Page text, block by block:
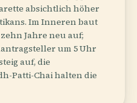
absichtlich höher
Im Inneren baut
Jahre neu auf;
um 5 Uhr
auf, die
Patti-Chai halten die